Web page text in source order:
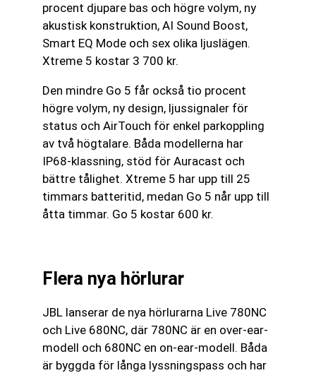
procent djupare bas och högre volym, ny
akustisk konstruktion, AI Sound Boost,
Smart EQ Mode och sex olika ljuslägen.
Xtreme 5 kostar 3 700 kr.
Den mindre Go 5 får också tio procent
högre volym, ny design, ljussignaler för
status och AirTouch för enkel parkoppling
av två högtalare. Båda modellerna har
IP68-klassning, stöd för Auracast och
bättre tålighet. Xtreme 5 har upp till 25
timmars batteritid, medan Go 5 når upp till
åtta timmar. Go 5 kostar 600 kr.
Flera nya hörlurar
JBL lanserar de nya hörlurarna Live 780NC
och Live 680NC, där 780NC är en over-ear-
modell och 680NC en on-ear-modell. Båda
är byggda för långa lyssningspass och har